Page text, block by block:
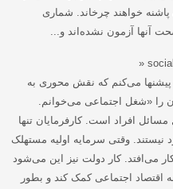
خواهند چرخاند. شماری
آنها آزمون نشده‌اند و
»
پیشنها می‌کنم که نقش محوری به
را «شغل اجتماعی می‌خوانم.
افراد است. کارفرمایان تنها
نیستند. وقتی سرمایه اولیه مستهلک
می‌افتد. کار دولت نیز این‌ می‌شود
اقتصاد اجتماعی کمک کند و بطور